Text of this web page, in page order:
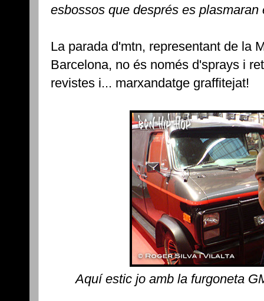
esbossos que després es plasmaran
La parada d'mtn, representant de la
Barcelona, no és només d'sprays i
revistes i... marxandatge graffitejat!
Aquí estic jo amb la furgoneta